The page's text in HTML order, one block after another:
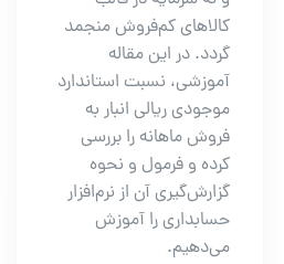
کالاهای کم‌فروش منجمد
گردد. در این مقاله
آموزشی، نسبت استاندارد
موجودی ریالی انبار به
فروش ماهانه را بررسی
کرده و فرمول و نحوه
گزارش‌گیری آن از نرم‌افزار
حسابداری را آموزش
می‌دهیم.